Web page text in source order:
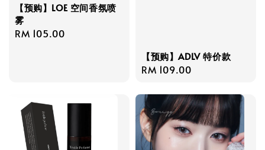
【预购】LOE 空间香氛喷
雾
Regular
RM 105.00
【预购】ADLV 特价款
Regular
RM 109.00